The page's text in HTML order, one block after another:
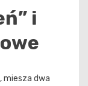
i
miesza dwa